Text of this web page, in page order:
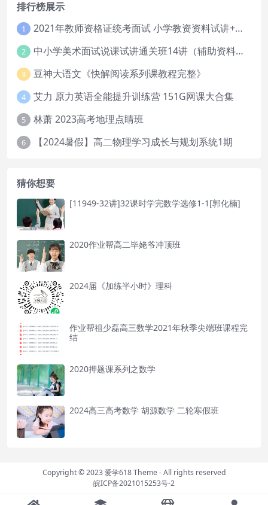
排行榜展示
1 2021年教师资格证统考面试 小学教资资料试讲+答辩
2 中小学美术面试说课试讲通关班14讲（辅助资料第一套）
3 豆神大语文《快解阅读系列课教程完整》
4 艾力 原力英语全能提升训练营 151G网课大合集
5 林萧 2023高考地理点睛班
6 【2024暑假】高二物理学习成长与规划系统1期
猜你想要
[11949-32讲]32课时学完数学选修1-1[郭化楠]
2020作业帮高二毕姥爷冲顶班
2024届《加练半小时》理科
作业帮祖少磊高三数学2021年秋季尖端班课程完
结
2020押题课系列之数学
2024高三高考数学 胡源数学 二轮寒假班
Copyright © 2023爱学618 Theme- All rights reserved
皖ICP备2021015253号-2